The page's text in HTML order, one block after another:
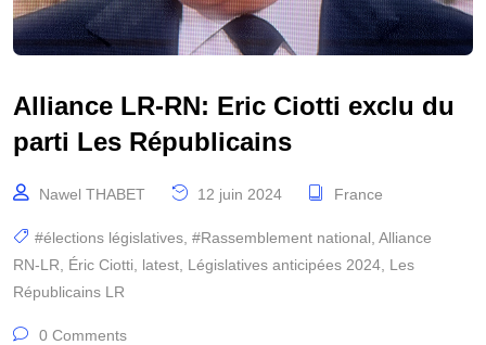
Alliance LR-RN: Eric Ciotti exclu du
parti Les Républicains
Nawel THABET 12 juin 2024 France
#élections législatives #Rassemblement national Alliance
RN-LR
Éric Ciotti latest Législatives anticipées 2024 Les
Républicains LR
0 Comments